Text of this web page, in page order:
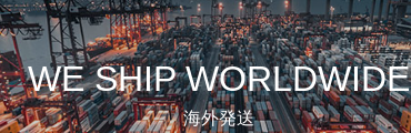
WE SHIP WORLDWIDE
海外発送